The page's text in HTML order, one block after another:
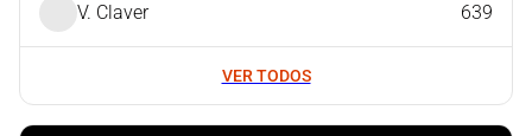
V. Claver 639
VER TODOS